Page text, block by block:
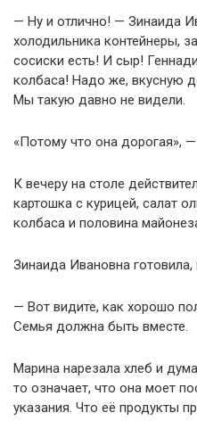
— Ну и отлично! — Зинаида
холодильника контейнеры,
сосиски есть! И сыр!
колбаса! Надо же, вкусную
Мы такую давно не видели.
«Потому что она дорогая»,
К вечеру на столе
картошка с курицей, салат
колбаса и половина
Зинаида Ивановна
— Вот видите, как хорошо
Семья должна быть вместе.
Марина нарезала хлеб и
то означает, что она моет
указания. Что её продукты